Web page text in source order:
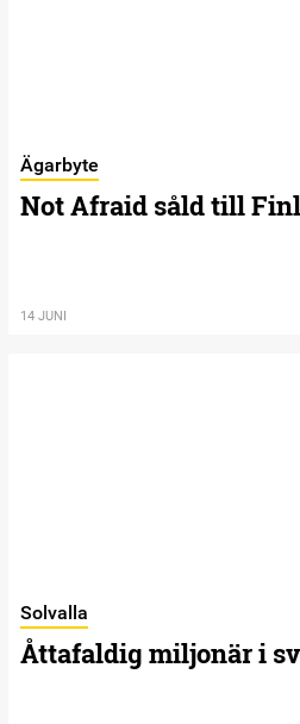
Ägarbyte
Not Afraid såld till
14 JUNI
Solvalla
Åttafaldig miljonär i